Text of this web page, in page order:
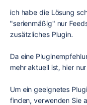
ich habe die Lösung
"serienmäßig" nur
zusätzliches Plugin.
Da eine
mehr aktuell ist, hier
Um ein geeignetes
finden, verwenden Sie